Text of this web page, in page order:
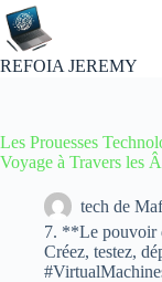
Passer
au
contenu
REFOIA JEREMY
Les Prouesses
Voyage à Travers les
tech de
7. **Le pouvoir
Créez, testez,